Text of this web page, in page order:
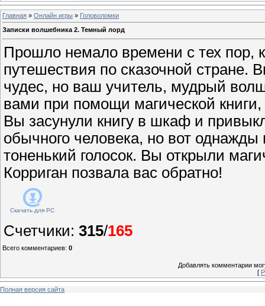
Главная » Онлайн игры » Головоломки
Записки волшебника 2. Темный лорд
Прошло немало времени с тех пор,
путешествия по сказочной стране.
чудес, но ваш учитель, мудрый
вами при помощи магической книги,
Вы засунули книгу в шкаф и
обычного человека, но вот
тоненький голосок. Вы открыли
Корриган позвала вас обратно!
Скачать для PC
Счетчики: 315/165
Всего комментариев: 0
Добавлять комментарии
[
Полная версия сайта